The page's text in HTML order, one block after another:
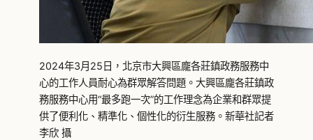
2024年3月25日，北京市大興區龐各莊鎮政務服務中
心的工作人員耐心為群眾解答問題。大興區龐各莊鎮政
務服務中心用“最多跑一次”的工作理念為企業和群眾提
供了便利化、精準化、個性化的衍生服務。新華社記者
李欣 攝